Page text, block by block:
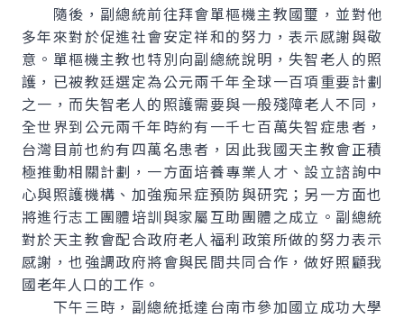
隨後，副總統前往拜會單樞機主教國璽，並對他
多年來對於促進社會安定祥和的努力，表示感謝與敬
意。單樞機主教也特別向副總統說明，失智老人的照
護，已被教廷選定為公元兩千年全球一百項重要計劃
之一，而失智老人的照護需要與一般殘障老人不同，
全世界到公元兩千年時約有一千七百萬失智症患者，
台灣目前也約有四萬名患者，因此我國天主教會正積
極推動相關計劃，一方面培養專業人才、設立諮詢中
心與照護機構、加強痴呆症預防與研究；另一方面也
將進行志工團體培訓與家屬互助團體之成立。副總統
對於天主教會配合政府老人福利政策所做的努力表示
感謝，也強調政府將會與民間共同合作，做好照顧我
國老年人口的工作。
下午三時，副總統抵達台南市參加國立成功大學